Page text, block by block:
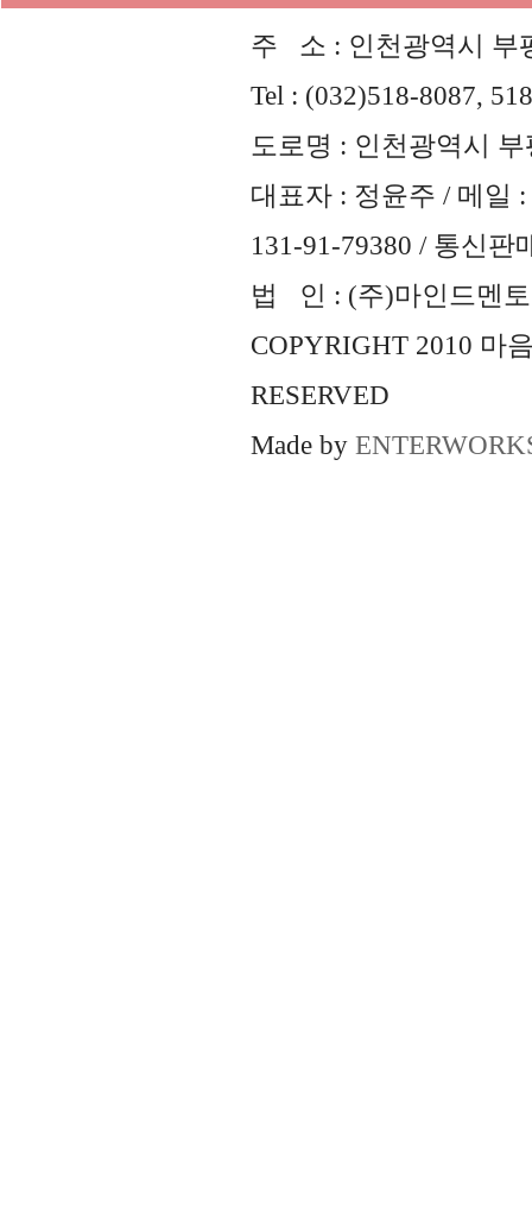
주 소 : 인천광역시 부
Tel : (032)518-8087,
도로명 : 인천광역시
대표자 : 정윤주 / 메일 :
131-91-79380 / 통신판
법 인 : (주)마인드멘토
COPYRIGHT 2010 마
RESERVED
Made by